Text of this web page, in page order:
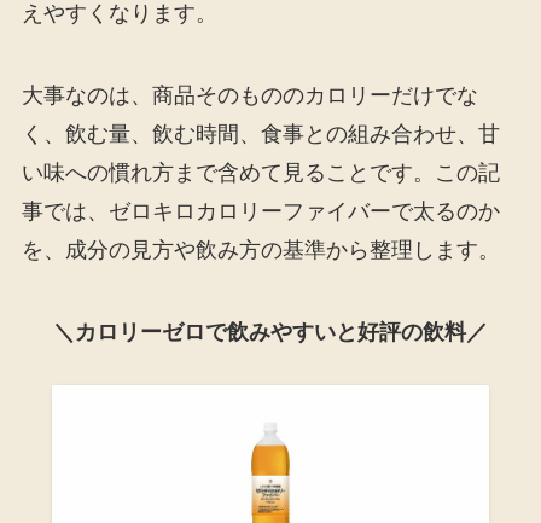
えやすくなります。
大事なのは、商品そのもののカロリーだけでな
く、飲む量、飲む時間、食事との組み合わせ、甘
い味への慣れ方まで含めて見ることです。この記
事では、ゼロキロカロリーファイバーで太るのか
を、成分の見方や飲み方の基準から整理します。
＼カロリーゼロで飲みやすいと好評の飲料／